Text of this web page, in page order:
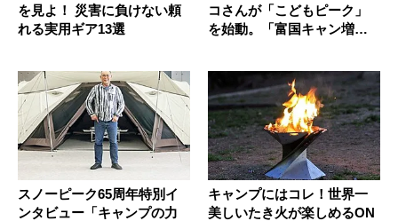
を見よ！ 災害に負けない頼
れる実用ギア13選
コさんが「こどもピーク」
を始動。「富国キャン増
スノーピーク65周年特別イ
ンタビュー「キャンプの力
キャンプにはコレ！世界一
美しいたき火が楽しめるON